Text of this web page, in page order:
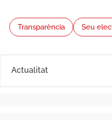
Transparència Seu
Actualitat